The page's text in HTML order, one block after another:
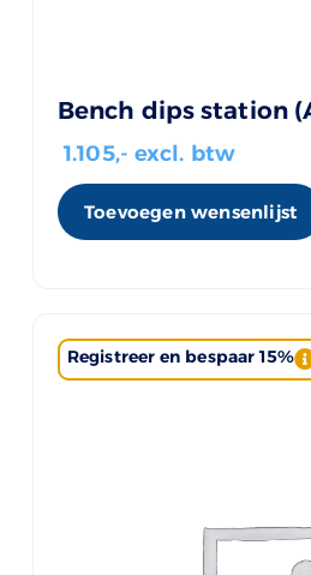
Bench dips station
1.105,- excl. btw
Toevoegen wensenlijst
Registreer en bespaar 15%